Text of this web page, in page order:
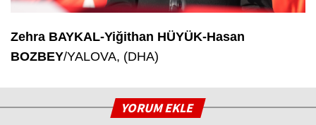
Zehra BAYKAL-Yiğithan HÜYÜK-Hasan
BOZBEY/YALOVA, (DHA)
YORUM EKLE